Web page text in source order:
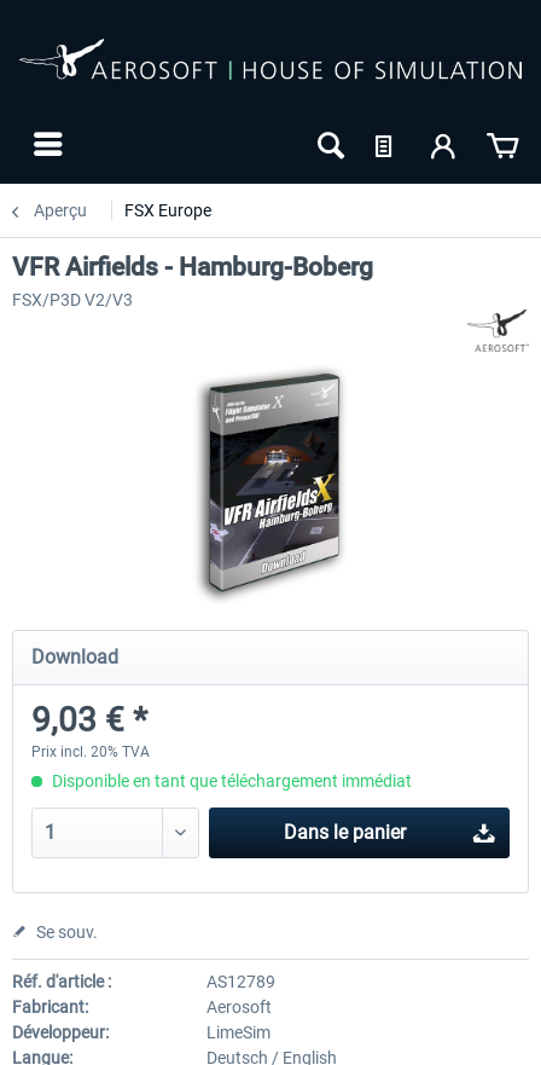
Aperçu FSX Europe
Mega Airport Frankfurt V2.0
30,20 € *
Mega Airport Berlin
VFR Airfields - Hamburg-Boberg
FSX/P3D V2/V3
Download
9,03 € *
Prix incl. 20% TVA
Disponible en tant que téléchargement immédiat
Dans le panier
Se souv.
Réf. d'article :
AS12789
Fabricant:
Aerosoft
Développeur:
LimeSim
Langue:
Deutsch / English